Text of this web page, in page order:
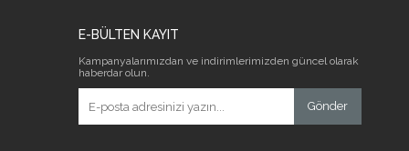
E-BÜLTEN KAYIT
Kampanyalarımızdan ve indirimlerimizden güncel olarak
haberdar olun.
Gönder